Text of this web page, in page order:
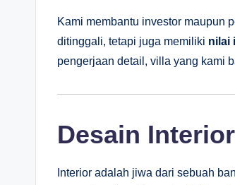
Kami membantu investor maupun
ditinggali, tetapi juga memiliki nilai
pengerjaan detail, villa yang kami
Desain
Interior adalah jiwa dari sebuah